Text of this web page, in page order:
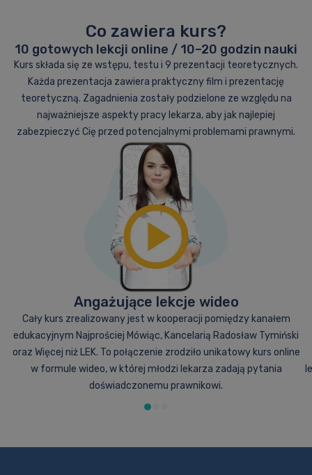
Sprawdzona metodyka
Wyniki i akredytacje
Pomoc – FAQ
Wróć na stronę główną
Skorzystaj z asystenta AI
Co zawiera kurs?
10 gotowych lekcji online / 10–20 godzin nauki
Kurs składa się ze wstępu, testu i 9 prezentacji teoretycznych.
Każda prezentacja zawiera praktyczny film i prezentację
teoretyczną. Zagadnienia zostały podzielone ze względu na
najważniejsze aspekty pracy lekarza, aby jak najlepiej
zabezpieczyć Cię przed potencjalnymi problemami prawnymi.
Angażujące lekcje wideo
Cały kurs zrealizowany jest w kooperacji pomiędzy kanałem
edukacyjnym Najprościej Mówiąc, Kancelarią Radosław Tymiński
oraz Więcej niż LEK. To połączenie zrodziło unikatowy kurs online
w formule wideo, w której młodzi lekarza zadają pytania
doświadczonemu prawnikowi.